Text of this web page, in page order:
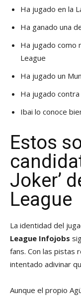
Ha jugado en la
Ha ganado una
Ha jugado como
League
Ha jugado un
Ha jugado contra
Ibai lo conoce
Estos
Joker’
League
La identidad del
League Infojobs
fans. Con las pistas
intentado adivinar
Aunque el propio